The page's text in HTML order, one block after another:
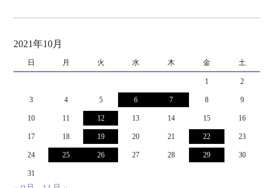
2021年10月
日 月 火 水 木 金 土
1 2
3 4 5 6 7 8 9
10 11 12 13 14 15 16
17 18 19 20 21 22 23
24 25 26 27 28 29 30
31